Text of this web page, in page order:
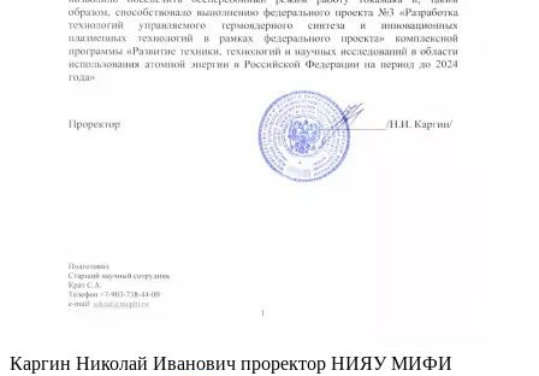
Каргин Николай Иванович проректор НИЯУ МИФИ